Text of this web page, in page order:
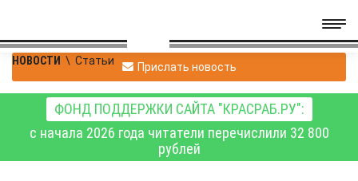
НОВОСТИ \ Статьи Прислать новость
ФОНД ПОДДЕРЖКИ САЙТА "КРАСРАБ.РУ":
с начала 2026 года читатели перечислили 32 800
рублей